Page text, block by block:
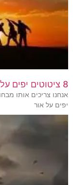
8 ציטוטים יפים על אור שיאירו את חייכם
אנחנו צריכים אותו
יפים על אור